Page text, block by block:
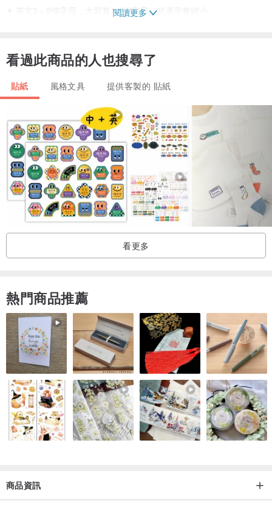
✦ 英文3～9個字母，大寫算1.5個字母，超過字會縮小
📍商品資訊
【經典霧面】是細緻霧面，【耐高溫款】是光滑亮面
色彩表現上【耐高溫款】會比【經典霧面】更加飽合亮麗✨
其他詳細比較請參考商品圖片唷😁
四季獨特的美繪入小小的姓名貼中，陪伴你每個春夏秋冬💖
✦ 款式➡冬日暖心【大人感】內含4種圖案
✦ 數量➡96枚
✦ 尺寸➡約3.2*1.2cm【每枚貼紙造型不同，尺寸會有些微差異】
✦ 材質➡防水材質
✅ 極佳黏性，不易脫落、不易殘膠（矽膠及布類不合適貼哦❗）
✅ 使用環保認證墨水，安全又放心
✅ 獨家手繪插圖風格，不怕弄丟或撞款😆
品牌介紹
美感｜實用｜有趣
小福添是專注於提供大小朋友們
更有質感，更多樣選擇的姓名貼專業品牌，
閱讀更多
看過此商品的人也搜尋了
貼紙 風格文具 提供客製的 貼紙
看更多
熱門商品推薦
商品資訊